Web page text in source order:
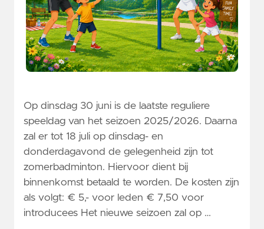
Op dinsdag 30 juni is de laatste reguliere
speeldag van het seizoen 2025/2026. Daarna
zal er tot 18 juli op dinsdag- en
donderdagavond de gelegenheid zijn tot
zomerbadminton. Hiervoor dient bij
binnenkomst betaald te worden. De kosten zijn
als volgt: € 5,- voor leden € 7,50 voor
introducees Het nieuwe seizoen zal op …